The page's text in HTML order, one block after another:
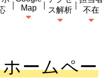
Map
ス解析
不在
ームペー